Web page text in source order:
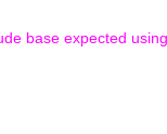
base expected